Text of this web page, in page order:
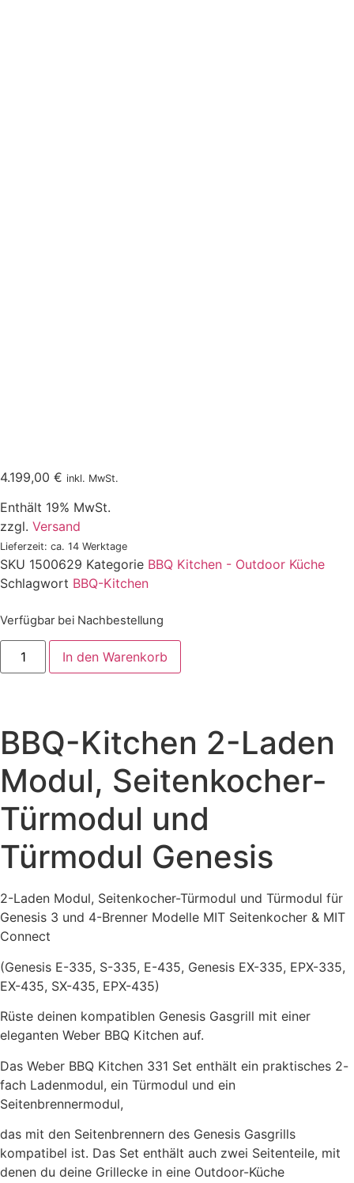
4.199,00 € inkl. MwSt.
Enthält 19% MwSt.
zzgl. Versand
Lieferzeit: ca. 14 Werktage
SKU 1500629 Kategorie BBQ Kitchen - Outdoor Küche
Schlagwort BBQ-Kitchen
Verfügbar bei Nachbestellung
In den Warenkorb
BBQ-Kitchen 2-Laden
Modul, Seitenkocher-
Türmodul und
Türmodul Genesis
2-Laden Modul, Seitenkocher-Türmodul und Türmodul für
Genesis 3 und 4-Brenner Modelle MIT Seitenkocher & MIT
Connect
(Genesis E-335, S-335, E-435, Genesis EX-335, EPX-335,
EX-435, SX-435, EPX-435)
Rüste deinen kompatiblen Genesis Gasgrill mit einer
eleganten Weber BBQ Kitchen auf.
Das Weber BBQ Kitchen 331 Set enthält ein praktisches 2-
fach Ladenmodul, ein Türmodul und ein
Seitenbrennermodul,
das mit den Seitenbrennern des Genesis Gasgrills
kompatibel ist. Das Set enthält auch zwei Seitenteile, mit
denen du deine Grillecke in eine Outdoor-Küche